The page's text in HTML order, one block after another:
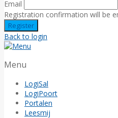
Email
Registration confirmation will be
Back to login
Menu
LogiSal
LogiPoort
Portalen
Leesmij